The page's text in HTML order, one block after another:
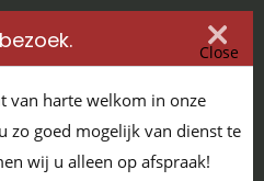
Close
van harte welkom in onze
zo goed mogelijk van dienst te
wij u alleen op afspraak!